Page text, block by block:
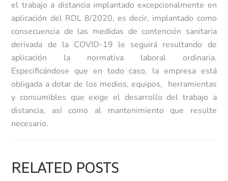
el trabajo a distancia implantado excepcionalmente en
aplicación del RDL 8/2020, es decir, implantado como
consecuencia de las medidas de contención sanitaria
derivada de la COVID-19 le seguirá resultando de
aplicación la normativa laboral ordinaria.
Especificándose que en todo caso, la empresa está
obligada a dotar de los medios, equipos, herramientas
y consumibles que exige el desarrollo del trabajo a
distancia, así como al mantenimiento que resulte
necesario.
RELATED POSTS